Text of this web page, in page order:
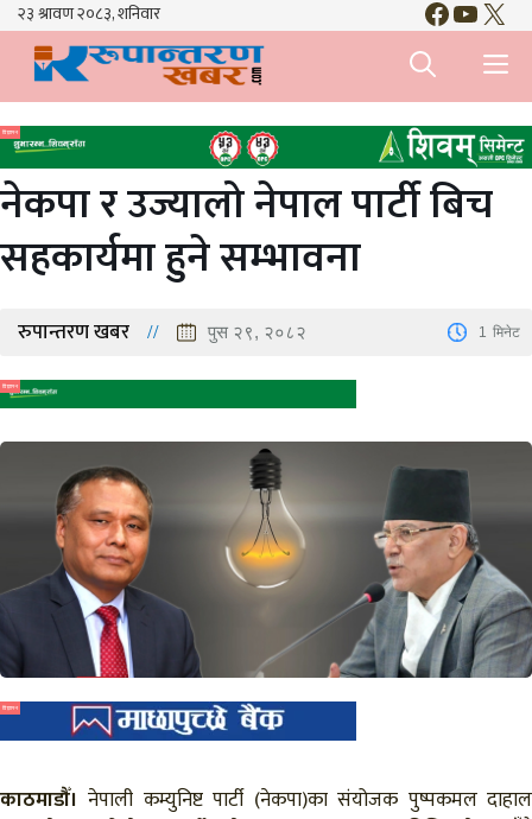
Skip
content
X
विज्ञापन
नेकपा र उज्यालो नेपाल पार्टी बिच
सहकार्यमा हुने सम्भावना
रुपान्तरण खबर पुस २९, २०८२ 1 मिनेट
विज्ञापन
विज्ञापन
काठमाडौँ। नेपाली कम्युनिष्ट पार्टी (नेकपा)का संयोजक पुष्पकमल दाहाल